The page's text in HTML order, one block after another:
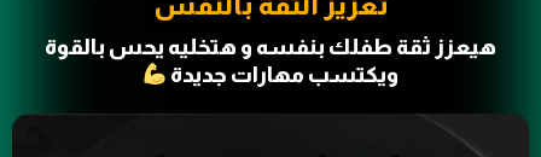
هيعزز ثقة طفلك بنفسه و هتخليه يحس بالقوة
ويكتسب مهارات جديدة